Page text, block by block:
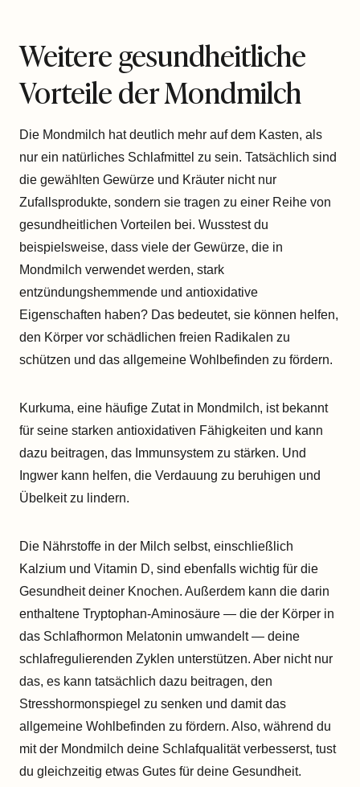
Weitere gesundheitliche
Vorteile der Mondmilch
Die Mondmilch hat deutlich mehr auf dem Kasten, als
nur ein natürliches Schlafmittel zu sein. Tatsächlich sind
die gewählten Gewürze und Kräuter nicht nur
Zufallsprodukte, sondern sie tragen zu einer Reihe von
gesundheitlichen Vorteilen bei. Wusstest du
beispielsweise, dass viele der Gewürze, die in
Mondmilch verwendet werden, stark
entzündungshemmende und antioxidative
Eigenschaften haben? Das bedeutet, sie können helfen,
den Körper vor schädlichen freien Radikalen zu
schützen und das allgemeine Wohlbefinden zu fördern.
Kurkuma, eine häufige Zutat in Mondmilch, ist bekannt
für seine starken antioxidativen Fähigkeiten und kann
dazu beitragen, das Immunsystem zu stärken. Und
Ingwer kann helfen, die Verdauung zu beruhigen und
Übelkeit zu lindern.
Die Nährstoffe in der Milch selbst, einschließlich
Kalzium und Vitamin D, sind ebenfalls wichtig für die
Gesundheit deiner Knochen. Außerdem kann die darin
enthaltene Tryptophan-Aminosäure — die der Körper in
das Schlafhormon Melatonin umwandelt — deine
schlafregulierenden Zyklen unterstützen. Aber nicht nur
das, es kann tatsächlich dazu beitragen, den
Stresshormonspiegel zu senken und damit das
allgemeine Wohlbefinden zu fördern. Also, während du
mit der Mondmilch deine Schlafqualität verbesserst, tust
du gleichzeitig etwas Gutes für deine Gesundheit.